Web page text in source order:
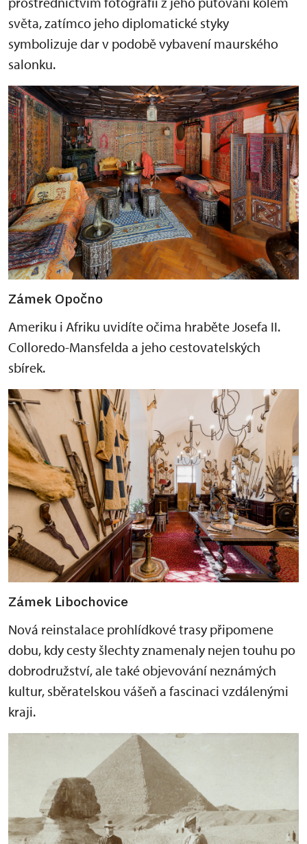
světa, zatímco jeho diplomatické styky
symbolizuje dar v podobě vybavení maurského
salonku.
Zámek Opočno
Ameriku i Afriku uvidíte očima hraběte Josefa II.
Colloredo-Mansfelda a jeho cestovatelských
sbírek.
Zámek Libochovice
Nová reinstalace prohlídkové trasy připomene
dobu, kdy cesty šlechty znamenaly nejen touhu po
dobrodružství, ale také objevování neznámých
kultur, sběratelskou vášeň a fascinaci vzdálenými
kraji.